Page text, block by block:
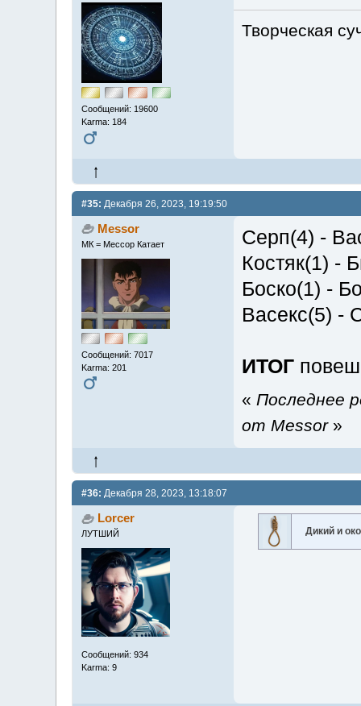
Сообщений: 19600
Karma: 184
Творческая
#35: Декабря 26, 2023, 19:19:50
Messor
МК = Мессор Катает
Сообщений: 7017
Karma: 201
Серп(4) -
Костяк(1) -
Боско(1) -
Васекс(5) -
ИТОГ
« Последнее
от Messor»
#36: Декабря 28, 2023, 13:18:07
Lorcer
ЛУТШИЙ
Сообщений: 934
Karma: 9
Дикий и